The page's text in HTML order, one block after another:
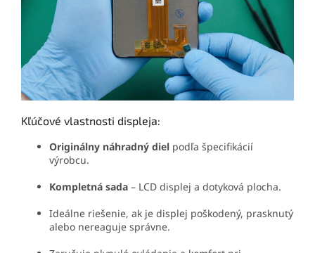
Kľúčové vlastnosti displeja:
Originálny náhradný diel podľa špecifikácií
výrobcu.
Kompletná sada – LCD displej a dotyková plocha.
Ideálne riešenie, ak je displej poškodený, prasknutý
alebo nereaguje správne.